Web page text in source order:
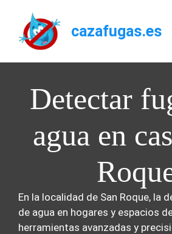
contenido
cazafugas.es
Detectar
agua en
En la localidad de San Roque, la
de agua en hogares y espacios
herramientas avanzadas y